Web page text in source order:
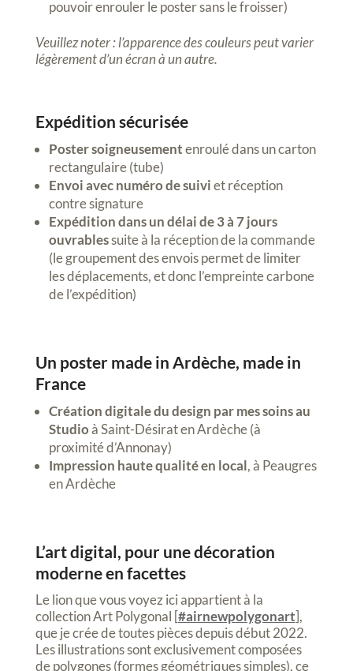
pouvoir enrouler le poster sans le froisser)
Veuillez noter : l’apparence des couleurs peut varier
légèrement d’un écran à un autre.
Expédition sécurisée
Poster soigneusementenroulé dans un carton
rectangulaire (tube)
Envoi avec numéro de suiviet réception
contre signature
Expédition dans un délai de 3 à 7 jours
ouvrablessuite à la réception de la commande
(le groupement des envois permet de limiter
les déplacements, et donc l’empreinte carbone
de l’expédition)
Un poster made in Ardèche, made in
France
Création digitale du design par mes soins au
Studioà Saint-Désirat en Ardèche (à
proximité d’Annonay)
Impression haute qualité en local, à Peaugres
en Ardèche
L’art digital, pour une décoration
moderne en facettes
Le lion que vous voyez ici appartient à la
collection Art Polygonal [#airnewpolygonart],
que je crée de toutes pièces depuis début 2022.
Les illustrations sont exclusivement composées
de polygones (formes géométriques simples), ce